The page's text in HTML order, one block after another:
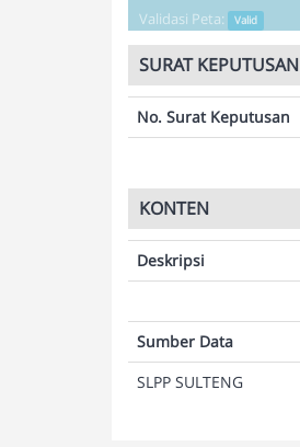
Validasi Peta: Valid
SURAT KEPUTUSAN
No. Surat Keputusan
KONTEN
Deskripsi
Sumber Data
SLPP SULTENG